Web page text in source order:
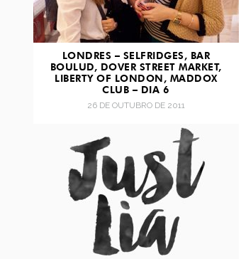
LONDRES – SELFRIDGES, BAR
BOULUD, DOVER STREET MARKET,
LIBERTY OF LONDON, MADDOX
CLUB – DIA 6
26 DE OUTUBRO DE 2011